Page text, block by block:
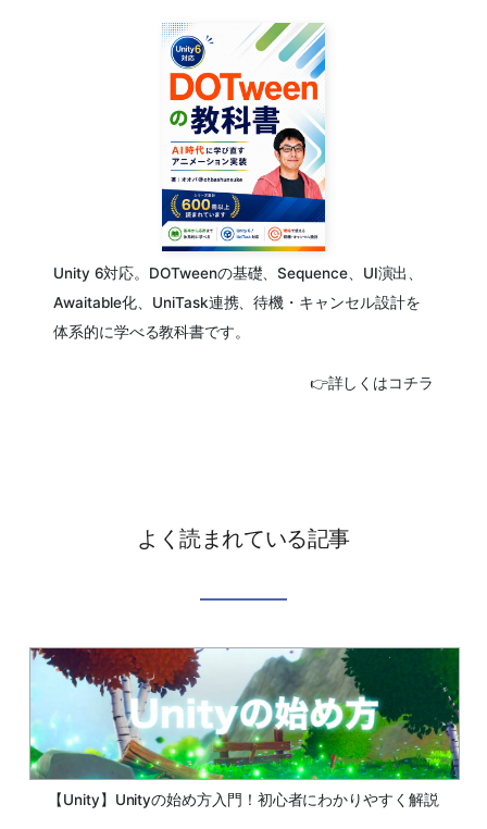
Unity 6対応。DOTweenの基礎、Sequence、UI演出、
Awaitable化、UniTask連携、待機・キャンセル設計を
体系的に学べる教科書です。
👉詳しくはコチラ
よく読まれている記事
【Unity】Unityの始め方入門！初心者にわかりやすく解説